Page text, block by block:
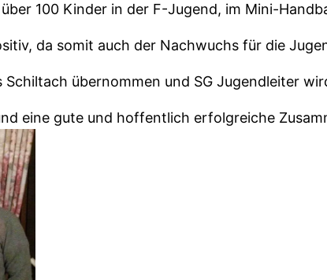
100 Kinder in der F-Jugend, im Mini-
da somit auch der Nachwuchs für die
übernommen und SG Jugendleiter
eine gute und hoffentlich erfolgreiche